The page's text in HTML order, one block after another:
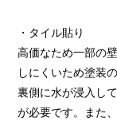
・タイル貼り
高価なため一部の
しにくいため塗装
裏側に水が浸入し
が必要です。また